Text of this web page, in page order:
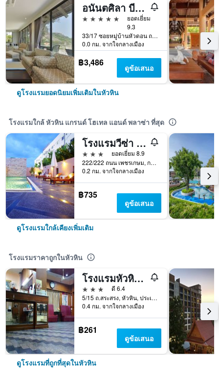
อนันตศิลา บีช รีสอร์ท หัวหิน
5 ดาว
ยอดเยี่ยม
9.3
33/17 ซอยหมู่บ้านหัวดอน ถนนเพชรเกษม, หัวหิน, ประเทศไทย
0.0 กม. จากใจกลางเมือง
฿3,486 ดูข้อเสนอ
ดูโรงแรมยอดนิยมเพิ่มเติมในหัวหิน
โรงแรมใกล้ หัวหิน แกรนด์ โฮเทล แอนด์ พลาซ่า ที่สุด
โรงแรมวีซ่า หัวหิน
3 ดาว
ยอดเยี่ยม 8.9
222/222 ถนน เพชรเกษม, กลางเมืองหัวหิน,ชะอำ, หัวหิน, ประเทศไทย
0.2 กม. จากใจกลางเมือง
฿735
ดูข้อเสนอ
ดูโรงแรมใกล้เคียงเพิ่มเติม
โรงแรมราคาถูกในหัวหิน
โรงแรมหัวหิน ยูโร ซิตี้
3 ดาว
ดี 6.4
5/15 ถ.สระสรง, หัวหิน, ประเทศไทย
0.4 กม. จากใจกลางเมือง
฿261
ดูข้อเสนอ
ดูโรงแรมที่ถูกที่สุดในหัวหิน